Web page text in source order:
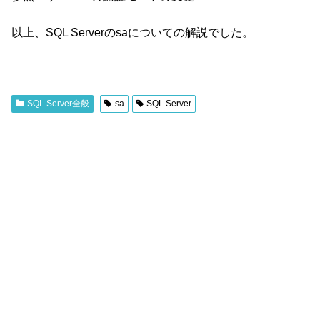
以上、SQL Serverのsaについての解説でした。
SQL Server全般 sa SQL Server